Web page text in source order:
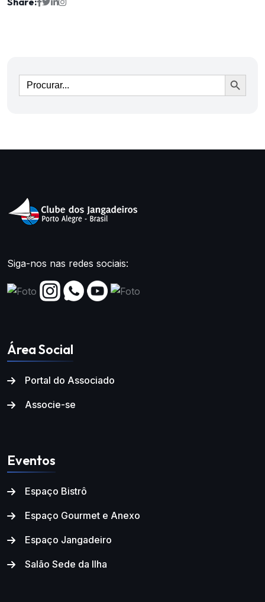
Ir
Siga-nos nas redes sociais:
Área Social
Portal do Associado
Associe-se
Eventos
Espaço Bistrô
Espaço Gourmet e Anexo
Espaço Jangadeiro
Salão Sede da Ilha